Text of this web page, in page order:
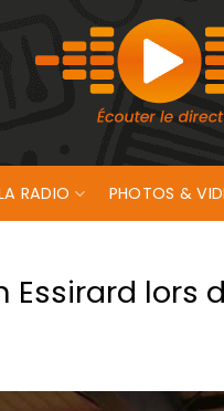
RADIO PHOTOS &
Essirard